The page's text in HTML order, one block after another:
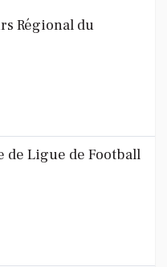
Régional du
de Ligue de Football